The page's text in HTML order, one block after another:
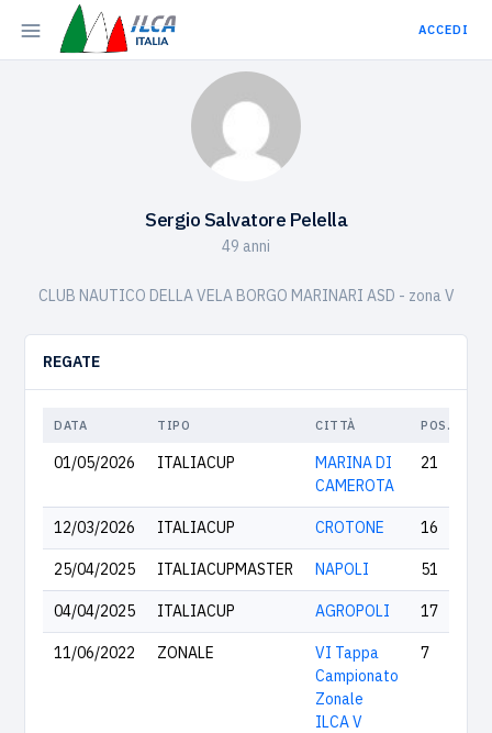
ACCEDI
Sergio Salvatore Pelella
49 anni
CLUB NAUTICO DELLA VELA BORGO MARINARI ASD - zona V
REGATE
DATA TIPO CITTÀ POS.
01/05/2026 ITALIACUP
MARINA DI
CAMEROTA
21
12/03/2026 ITALIACUP CROTONE 16
25/04/2025 ITALIACUPMASTER NAPOLI 51
04/04/2025 ITALIACUP AGROPOLI 17
11/06/2022 ZONALE
VI Tappa
Campionato
Zonale
ILCA V
7